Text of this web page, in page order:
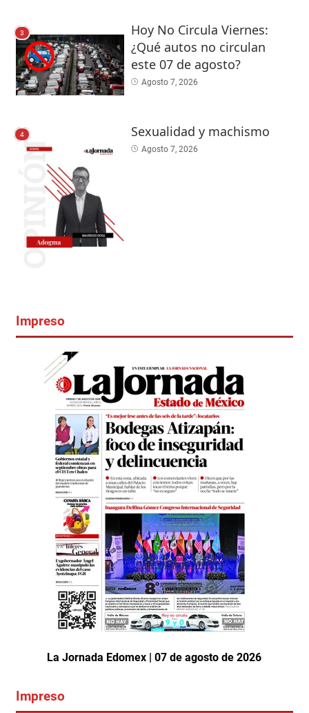
3
Hoy No Circula Viernes:
¿Qué autos no circulan
este 07 de agosto?
Agosto 7, 2026
4 Sexualidad y machismo
Agosto 7, 2026
Impreso
La Jornada Edomex | 07 de agosto de 2026
Impreso